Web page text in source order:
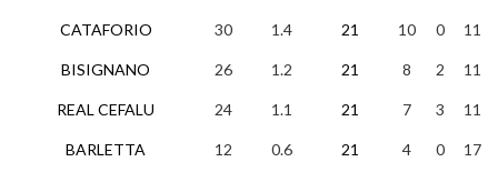
CATAFORIO
BISIGNANO
REAL CEFALU
BARLETTA
30 1.4 21 10 0 11
26 1.2 21 8 2 11
24 1.1 21 7 3 11
12 0.6 21 4 0 17